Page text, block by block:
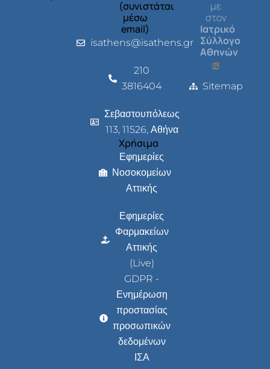
(συνιστάται
μέσω
email)
isathens@isathens.gr
210
3816404
Σεβαστουπόλεως
113, 11526, Αθήνα
Χρήσιμα
Εφημερίες
Νοσοκομείων
Αττικής
Εφημερίες
Φαρμακείων
Αττικής
(Live)
GDPR -
Ενημέρωση
προστασίας
προσωπικών
δεδομένων
ΙΣΑ
με
στον
Ιατρικό
Σύλλογο
Αθηνών
Sitemap